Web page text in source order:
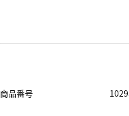
商品番号